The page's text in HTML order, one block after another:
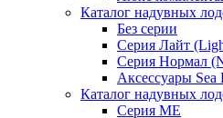
Каталог надувных
Без серии
Серия Лайт
Серия Нормал
Аксессуары Sea
Каталог надувных
Серия ME